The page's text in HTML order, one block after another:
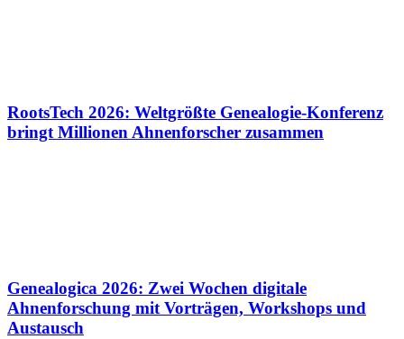
RootsTech 2026: Weltgrößte Genealogie-Konferenz
bringt Millionen Ahnenforscher zusammen
Genealogica 2026: Zwei Wochen digitale
Ahnenforschung mit Vorträgen, Workshops und
Austausch